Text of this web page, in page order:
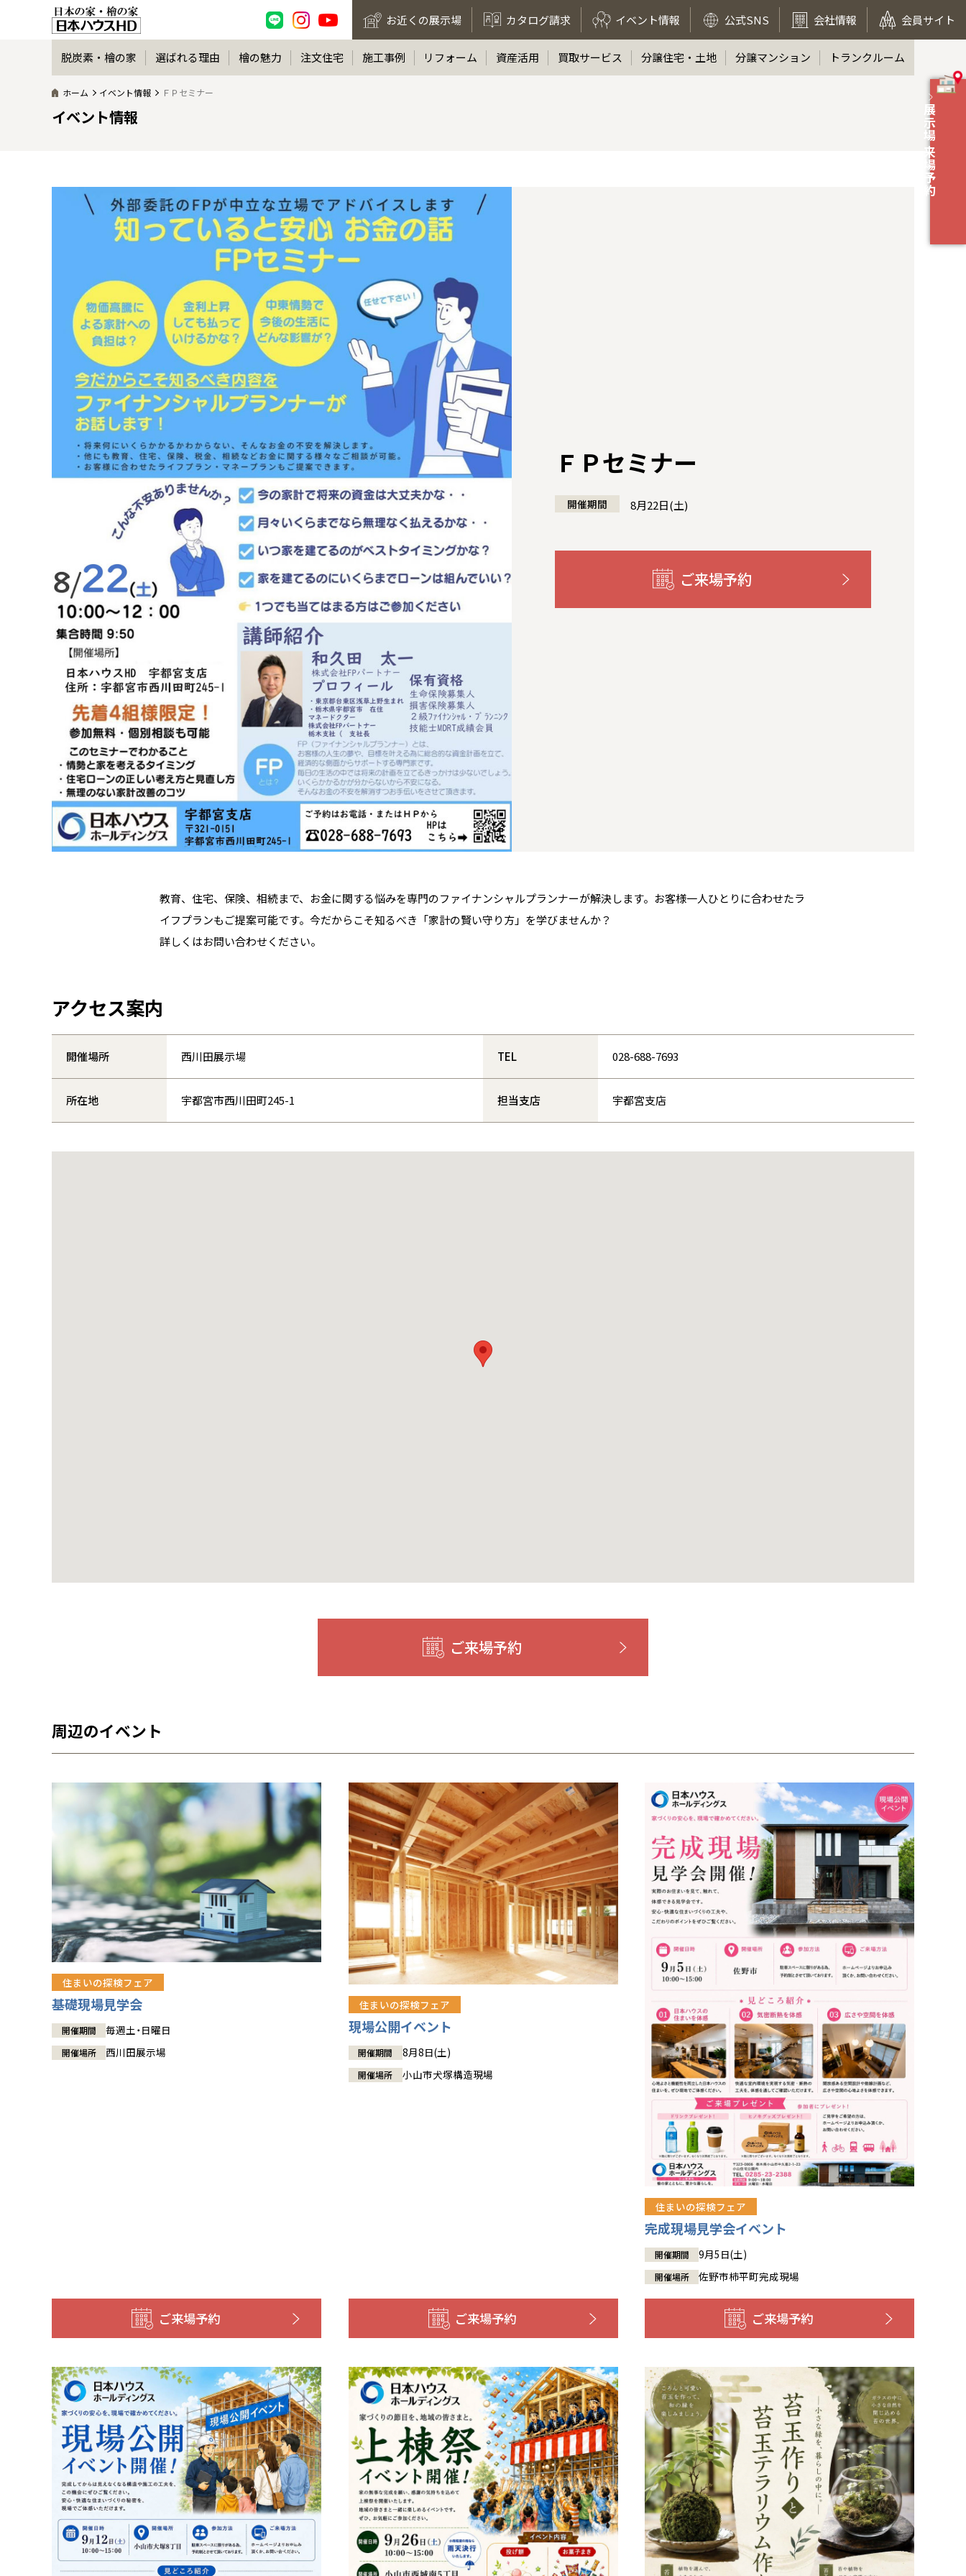
お近くの展示場 カタログ請求 イベント情報 公式SNS 会社情報 会員サイト
展示場 来場予約
脱炭素・檜の家 選ばれる理由 檜の魅力 注文住宅 施工事例 リフォーム 資産活用 買取サービス 分譲住宅・土地 分譲マンション トランクルーム
ホーム イベント情報 ＦＰセミナー
イベント情報
ＦＰセミナー
開催期間 8月22日(土)
ご来場予約
教育、住宅、保険、相続まで、お金に関する悩みを専門のファイナンシャルプランナーが解決します。お客様一人ひとりに合わせたラ
イフプランもご提案可能です。今だからこそ知るべき「家計の賢い守り方」を学びませんか？
詳しくはお問い合わせください。
アクセス案内
開催場所 西川田展示場 TEL 028-688-7693
所在地 宇都宮市西川田町245-1 担当支店 宇都宮支店
ご来場予約
周辺のイベント
住まいの探検フェア
基礎現場見学会
開催期間 毎週土・日曜日
開催場所 西川田展示場
ご来場予約
住まいの探検フェア
現場公開イベント
開催期間 8月8日(土)
開催場所 小山市犬塚構造現場
ご来場予約
住まいの探検フェア
完成現場見学会イベント
開催期間 9月5日(土)
開催場所 佐野市柿平町完成現場
ご来場予約
北海道
札幌
道央
道北
道南
道東
東北
青森
秋田
岩手
山形
宮城
福島
甲信越・北陸
新潟
山梨
長野
富山
石川
関東
東京
神奈川
埼玉
千葉
栃木
東海
愛知
岐阜
静岡
近畿
大阪
京都
奈良
中国・四国
岡山
愛媛
徳島
高知
九州
佐賀
長崎
沖縄
※現住所のある都道府県以外の建築予定地の方でも
北海道
札幌
札幌
道央
小樽
道北
旭川
道南
函館
室蘭
道東
帯広
釧路
東北
青森県
秋田県
秋田
岩手県
盛岡
山形県
山形
宮城県
仙台
福島県
郡山
福島
甲信越・北陸
新潟県
新潟
長岡
山梨県
甲府
長野県
長野
松本
富山県
富山
石川県
金沢
関東
東京都
世田谷
八王子
神奈川県
横浜
湘南
相模
埼玉県
埼玉
所沢
茨城県
水戸
東海
愛知県
名古屋
豊橋
岐阜県
岐阜
静岡県
静岡
浜松
近畿
大阪府
大阪
京都府
京都
兵庫県
姫路
中国・四国
岡山県
岡山
九州
佐賀県
佐賀
熊本県
熊本